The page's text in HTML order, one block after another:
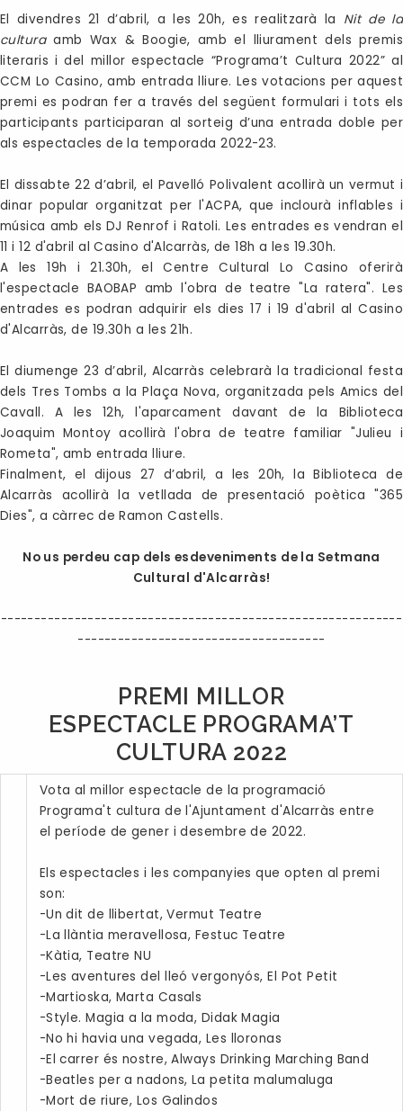
El divendres 21 d’abril, a les 20h, es realitzarà la Nit de la
culturaamb Wax & Boogie, amb el lliurament dels premis
literaris i del millor espectacle “Programa’t Cultura 2022” al
CCM Lo Casino, amb entrada lliure. Les votacions per aquest
premi es podran fer a través del següent formulari i tots els
participants participaran al sorteig d’una entrada doble per
als espectacles de la temporada 2022-23.
El dissabte 22 d’abril, el Pavelló Polivalent acollirà un vermut i
dinar popular organitzat per l'ACPA, que inclourà inflables i
música amb els DJ Renrof i Ratoli. Les entrades es vendran el
11 i 12 d'abril al Casino d'Alcarràs, de 18h a les 19.30h.
A les 19h i 21.30h, el Centre Cultural Lo Casino oferirà
l'espectacle BAOBAP amb l'obra de teatre "La ratera". Les
entrades es podran adquirir els dies 17 i 19 d'abril al Casino
d'Alcarràs, de 19.30h a les 21h.
El diumenge 23 d’abril, Alcarràs celebrarà la tradicional festa
dels Tres Tombs a la Plaça Nova, organitzada pels Amics del
Cavall. A les 12h, l'aparcament davant de la Biblioteca
Joaquim Montoy acollirà l'obra de teatre familiar "Julieu i
Rometa", amb entrada lliure.
Finalment, el dijous 27 d’abril, a les 20h, la Biblioteca de
Alcarràs acollirà la vetllada de presentació poètica "365
Dies", a càrrec de Ramon Castells.
No us perdeu cap dels esdeveniments de la Setmana
Cultural d'Alcarràs!
------------------------------------------------------------
-------------------------------------
PREMI MILLOR
ESPECTACLE PROGRAMA’T
CULTURA 2022
Vota al millor espectacle de la programació
Programa't cultura de l'Ajuntament d'Alcarràs entre
el període de gener i desembre de 2022.
Els espectacles i les companyies que opten al premi
son:
-Un dit de llibertat, Vermut Teatre
-La llàntia meravellosa, Festuc Teatre
-Kàtia, Teatre NU
-Les aventures del lleó vergonyós, El Pot Petit
-Martioska, Marta Casals
-Style. Magia a la moda, Didak Magia
-No hi havia una vegada, Les lloronas
-El carrer és nostre, Always Drinking Marching Band
-Beatles per a nadons, La petita malumaluga
-Mort de riure, Los Galindos